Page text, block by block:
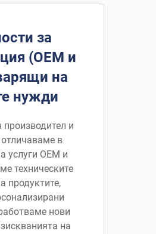
за
(OEM и
на
нужди
и
отличаваме в
услуги OEM и
техническите
продуктите,
нови
на